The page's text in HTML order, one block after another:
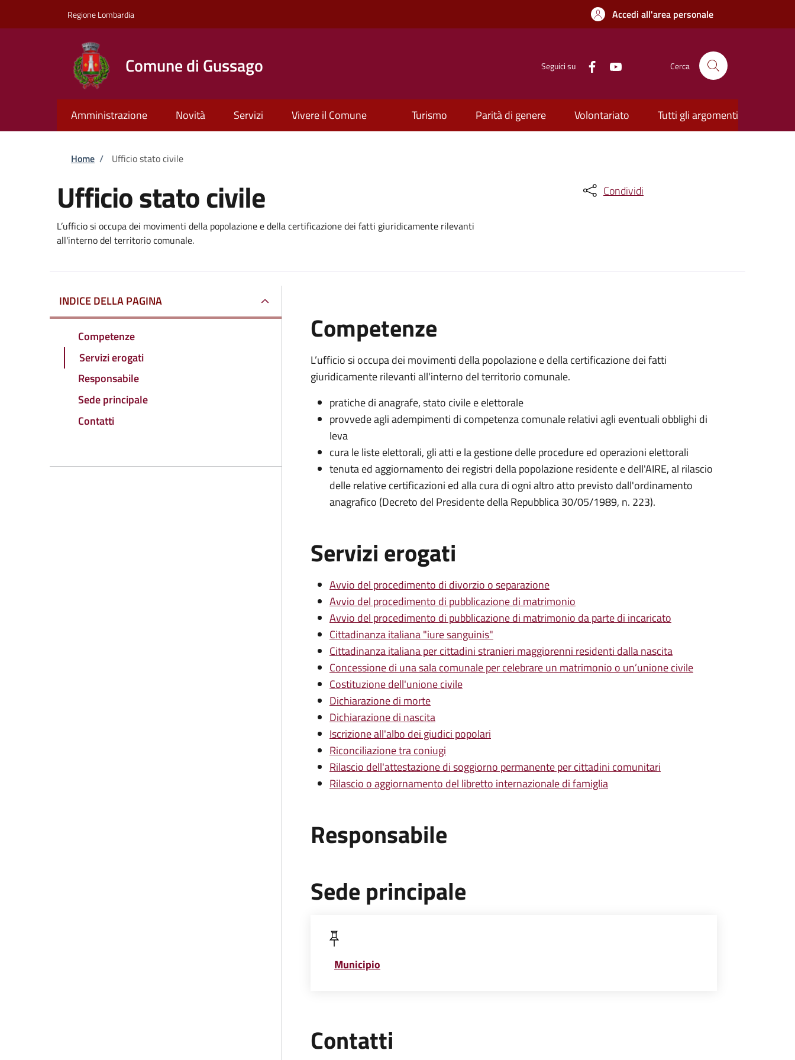
Regione Lombardia Accedi all'area personale
Comune di Gussago Seguici su Cerca
Amministrazione Novità Servizi Vivere il Comune Turismo Parità di genere Volontariato Tutti gli argomenti
Briciole di pane
Home / Ufficio stato civile
Ufficio stato civile
L’ufficio si occupa dei movimenti della popolazione e della certificazione dei fatti giuridicamente rilevanti
all'interno del territorio comunale.
Condividi
INDICE DELLA PAGINA
Competenze
Servizi erogati
Responsabile
Sede principale
Contatti
Competenze
L’ufficio si occupa dei movimenti della popolazione e della certificazione dei fatti
giuridicamente rilevanti all'interno del territorio comunale.
pratiche di anagrafe, stato civile e elettorale
provvede agli adempimenti di competenza comunale relativi agli eventuali obblighi di
leva
cura le liste elettorali, gli atti e la gestione delle procedure ed operazioni elettorali
tenuta ed aggiornamento dei registri della popolazione residente e dell'AIRE, al rilascio
delle relative certificazioni ed alla cura di ogni altro atto previsto dall'ordinamento
anagrafico (Decreto del Presidente della Repubblica 30/05/1989, n. 223).
Servizi erogati
Avvio del procedimento di divorzio o separazione
Avvio del procedimento di pubblicazione di matrimonio
Avvio del procedimento di pubblicazione di matrimonio da parte di incaricato
Cittadinanza italiana "iure sanguinis"
Cittadinanza italiana per cittadini stranieri maggiorenni residenti dalla nascita
Concessione di una sala comunale per celebrare un matrimonio o un’unione civile
Costituzione dell'unione civile
Dichiarazione di morte
Dichiarazione di nascita
Iscrizione all'albo dei giudici popolari
Riconciliazione tra coniugi
Rilascio dell'attestazione di soggiorno permanente per cittadini comunitari
Rilascio o aggiornamento del libretto internazionale di famiglia
Responsabile
Sede principale
Municipio
Contatti